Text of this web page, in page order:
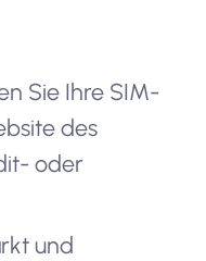
Sie Ihre SIM-
des
oder
und